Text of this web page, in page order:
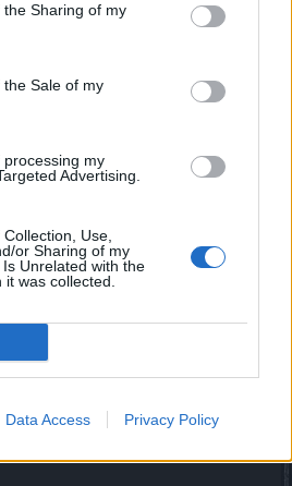
Sharing of my
Sale of my
my
Advertising.
Use,
or Sharing of my
Unrelated with the
was collected.
Data Access Privacy Policy